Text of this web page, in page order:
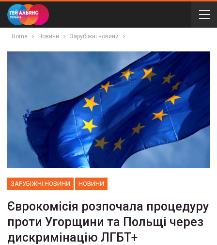
Home Новини Зарубіжні новини
ЗАРУБІЖНІ НОВИНИ НОВИНИ
Єврокомісія розпочала процедуру
проти Угорщини та Польщі через
дискримінацію ЛГБТ+